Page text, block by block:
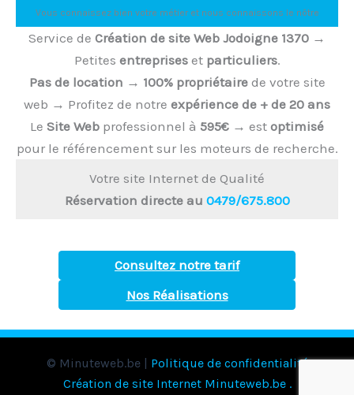
Vous connaissez bien votre métier et nous connaissons le nôtre
Service de Création de site Web Jodoigne 1370 →
Petites entrepriseset particuliers.
Pas de location → 100% propriétairede votre site
web → Profitez de notre expérience de + de 20 ans
Le Site Web professionnel à 595€ → est optimisé
pour le référencement sur les moteurs de recherche.
Votre site Internet de Qualité
Réservation directe au 0479/675.800
Consultez notre tarif
Nos Réalisations
© Minuteweb.be | Politique de confidentialité
Création de site Internet Minuteweb.be .